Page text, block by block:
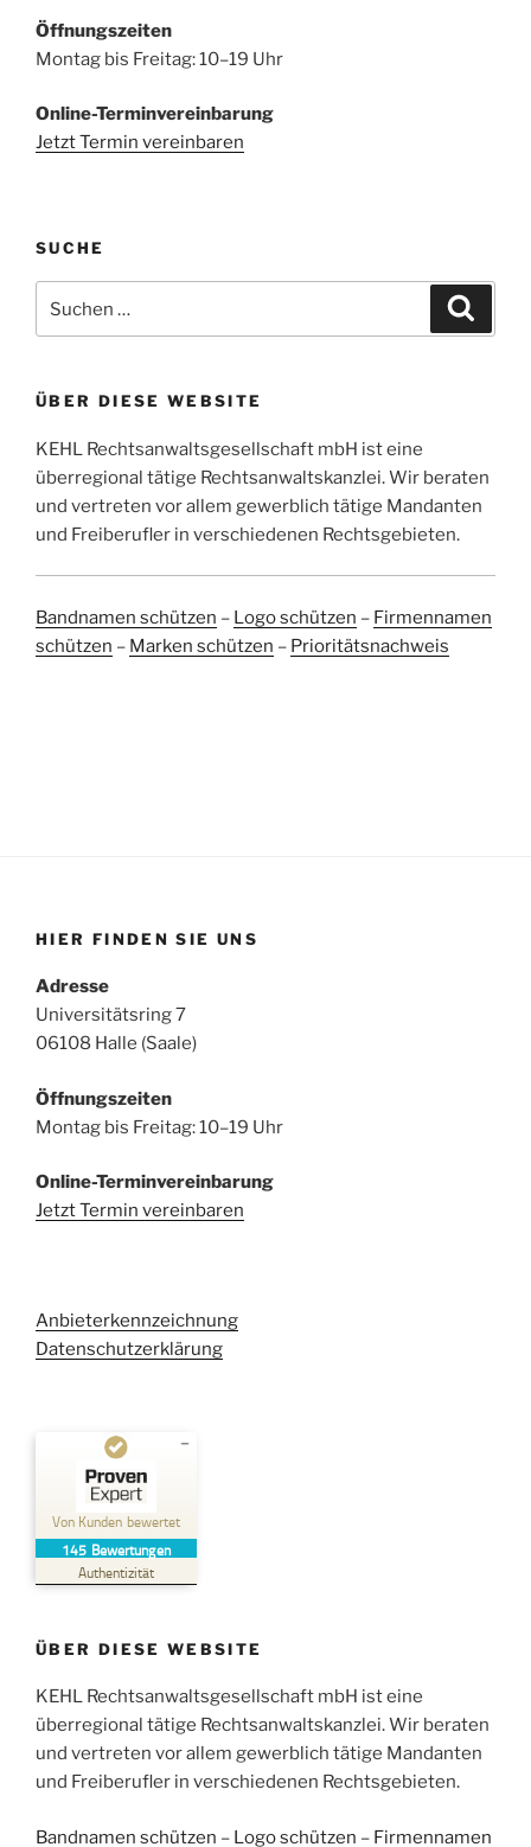
Öffnungszeiten
Montag bis Freitag: 10–19 Uhr
Online-Terminvereinbarung
Jetzt Termin vereinbaren
SUCHE
nach:
ÜBER DIESE WEBSITE
KEHL Rechtsanwaltsgesellschaft mbH ist eine
überregional tätige Rechtsanwaltskanzlei. Wir beraten
und vertreten vor allem gewerblich tätige Mandanten
und Freiberufler in verschiedenen Rechtsgebieten.
Bandnamen schützen – Logo schützen – Firmennamen
schützen – Marken schützen – Prioritätsnachweis
HIER FINDEN SIE UNS
Adresse
Universitätsring 7
06108 Halle (Saale)
Öffnungszeiten
Montag bis Freitag: 10–19 Uhr
Online-Terminvereinbarung
Jetzt Termin vereinbaren
Anbieterkennzeichnung
Datenschutzerklärung
Von Kunden bewertet
145 Bewertungen
Authentizität
Kundenbewertungen und Erfahrungen zu
Kehl Rechtsanwaltsgesellschaft mbH
SEHR GUT
38
Bewertungen auf
ProvenExpert.com
Bewertungen von
2
anderen Quellen
Blick aufs ProvenExpert-Profil werfen
ÜBER DIESE WEBSITE
KEHL Rechtsanwaltsgesellschaft mbH ist eine
überregional tätige Rechtsanwaltskanzlei. Wir beraten
und vertreten vor allem gewerblich tätige Mandanten
und Freiberufler in verschiedenen Rechtsgebieten.
Bandnamen schützen – Logo schützen – Firmennamen